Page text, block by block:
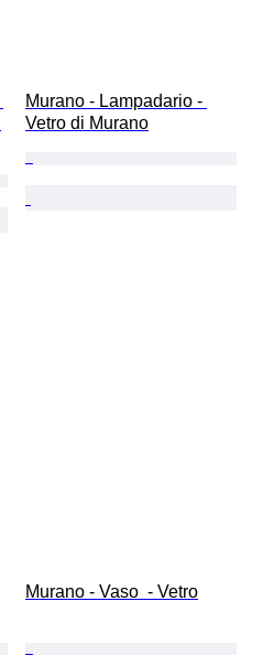
Murano - Lampadario -
Vetro di Murano
Murano - Vaso  - Vetro